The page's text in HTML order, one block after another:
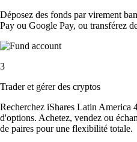
Déposez des fonds par virement
Pay ou Google Pay, ou transférez
3
Trader et gérer des cryptos
Recherchez iShares Latin
d'options. Achetez, vendez ou
de paires pour une flexibilité totale.